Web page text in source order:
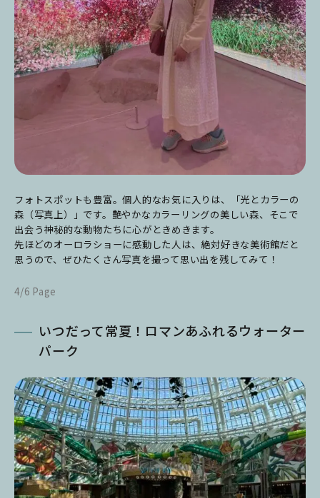
フォトスポットも豊富。個人的なお気に入りは、「光とカラーの
森（写真上）」です。艶やかなカラーリングの美しい森、そこで
出会う神秘的な動物たちに心がときめきます。
先ほどのオーロラショーに感動した人は、絶対好きな美術館だと
思うので、ぜひたくさん写真を撮って思い出を残してみて！
4/6 Page
いつだって常夏！ロマンあふれるウォーター
パーク